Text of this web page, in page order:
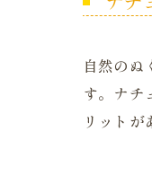
自然の
す。ナチ
リット